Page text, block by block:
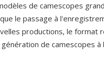
de camescopes
que le passage à
productions, le
de camescopes